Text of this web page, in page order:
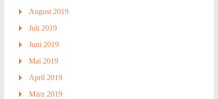
August 2019
Juli 2019
Juni 2019
Mai 2019
April 2019
März 2019